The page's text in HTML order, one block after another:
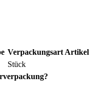
Verpackungsart Artikel
Stück